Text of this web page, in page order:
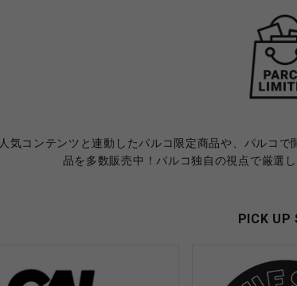
人気コンテンツと連動したパルコ限定商品や、パルコ
品を多数販売中！パルコ独自の視点で厳選
PICK UP